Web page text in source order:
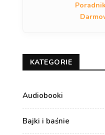
KATEGORIE
Audiobooki
Bajki i baśnie